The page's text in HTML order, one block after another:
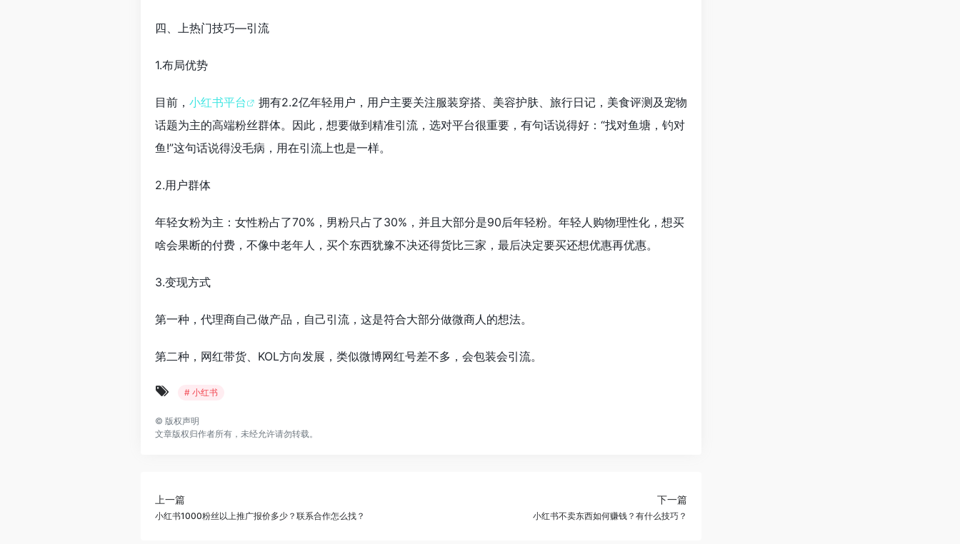
四、上热门技巧—引流
1.布局优势
目前， 小红书平台
拥有2.2亿年轻用户，用户主要关注服装穿搭、美容护肤、旅行日记，美食评测及宠物
话题为主的高端粉丝群体。因此，想要做到精准引流，选对平台很重要，有句话说得好：“找对鱼塘，钓对
鱼!”这句话说得没毛病，用在引流上也是一样。
2.用户群体
年轻女粉为主：女性粉占了70%，男粉只占了30%，并且大部分是90后年轻粉。年轻人购物理性化，想买
啥会果断的付费，不像中老年人，买个东西犹豫不决还得货比三家，最后决定要买还想优惠再优惠。
3.变现方式
第一种，代理商自己做产品，自己引流，这是符合大部分做微商人的想法。
第二种，网红带货、KOL方向发展，类似微博网红号差不多，会包装会引流。
# 小红书
© 版权声明
文章版权归作者所有，未经允许请勿转载。
上一篇
小红书1000粉丝以上推广报价多少？联系合作怎么找？
下一篇
小红书不卖东西如何赚钱？有什么技巧？